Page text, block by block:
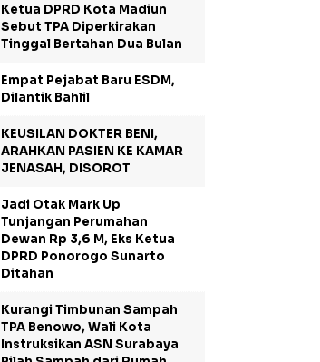
Ketua DPRD Kota Madiun
Sebut TPA Diperkirakan
Tinggal Bertahan Dua Bulan
Empat Pejabat Baru ESDM,
Dilantik Bahlil
KEUSILAN DOKTER BENI,
ARAHKAN PASIEN KE KAMAR
JENASAH, DISOROT
Jadi Otak Mark Up
Tunjangan Perumahan
Dewan Rp 3,6 M, Eks Ketua
DPRD Ponorogo Sunarto
Ditahan
Kurangi Timbunan Sampah
TPA Benowo, Wali Kota
Instruksikan ASN Surabaya